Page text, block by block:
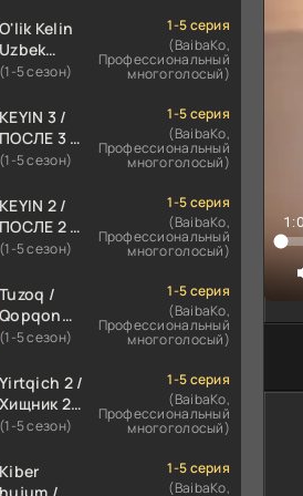
HIND KINO
2024
TARJIMA
Skachat
O'lik Kelin
Uzbek
tilida 2023
Tarjima
kino
skachat
(1-5 сезон)
1-5 серия
(BaibaKo,
Профессиональный
многоголосый)
KEYIN 3 /
ПОСЛЕ 3 /
AFTER 3
FILM
UZBEK
TILIDA
TARJIMA
FILM HD
(1-5 сезон)
1-5 серия
(BaibaKo,
Профессиональный
многоголосый)
KEYIN 2 /
ПОСЛЕ 2 /
AFTER 2
FILM
UZBEK
TILIDA
TARJIMA
FILM HD
(1-5 сезон)
1-5 серия
(BaibaKo,
Профессиональный
многоголосый)
Tuzoq /
Qopqon
Hind
2016 Uzbek
tilida
tarjima film
(1-5 сезон)
1-5 серия
(BaibaKo,
Профессиональный
многоголосый)
Yirtqich 2 /
Хищник 2
Xishnik
tilida 2018-
2024
(1-5 сезон)
1-5 серия
(BaibaKo,
Профессиональный
многоголосый)
Kiber
1-5 серия
(BaibaKo,